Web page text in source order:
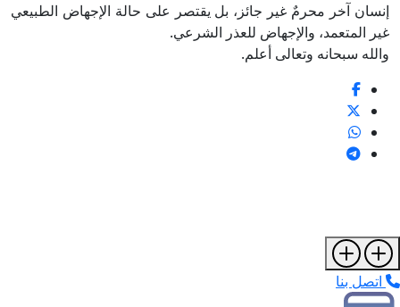
إنسان آخر محرمٌ غير جائز، بل يقتصر على حالة الإجهاض الطبيعي
غير المتعمد، والإجهاض للعذر الشرعي.
والله سبحانه وتعالى أعلم.
اتصل بنا